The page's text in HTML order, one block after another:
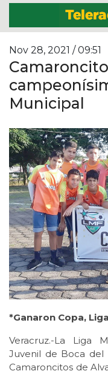
Nov 28, 2021 / 09:51
Municipal
*Ganaron Copa,
Veracruz.-La Liga
Juvenil de Boca del
Camaroncitos de